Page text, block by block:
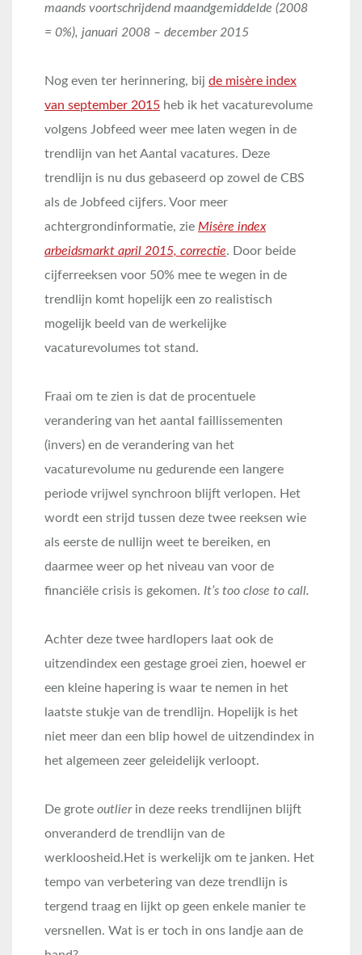
maands voortschrijdend maandgemiddelde (2008
= 0%), januari 2008 – december 2015
Nog even ter herinnering, bij de misère index
van september 2015 heb ik het vacaturevolume
volgens Jobfeed weer mee laten wegen in de
trendlijn van het Aantal vacatures. Deze
trendlijn is nu dus gebaseerd op zowel de CBS
als de Jobfeed cijfers. Voor meer
achtergrondinformatie, zie Misère index
arbeidsmarkt april 2015, correctie. Door beide
cijferreeksen voor 50% mee te wegen in de
trendlijn komt hopelijk een zo realistisch
mogelijk beeld van de werkelijke
vacaturevolumes tot stand.
Fraai om te zien is dat de procentuele
verandering van het aantal faillissementen
(invers) en de verandering van het
vacaturevolume nu gedurende een langere
periode vrijwel synchroon blijft verlopen. Het
wordt een strijd tussen deze twee reeksen wie
als eerste de nullijn weet te bereiken, en
daarmee weer op het niveau van voor de
financiële crisis is gekomen. It’s too close to call.
Achter deze twee hardlopers laat ook de
uitzendindex een gestage groei zien, hoewel er
een kleine hapering is waar te nemen in het
laatste stukje van de trendlijn. Hopelijk is het
niet meer dan een blip howel de uitzendindex in
het algemeen zeer geleidelijk verloopt.
De grote outlierin deze reeks trendlijnen blijft
onveranderd de trendlijn van de
werkloosheid.Het is werkelijk om te janken. Het
tempo van verbetering van deze trendlijn is
tergend traag en lijkt op geen enkele manier te
versnellen. Wat is er toch in ons landje aan de